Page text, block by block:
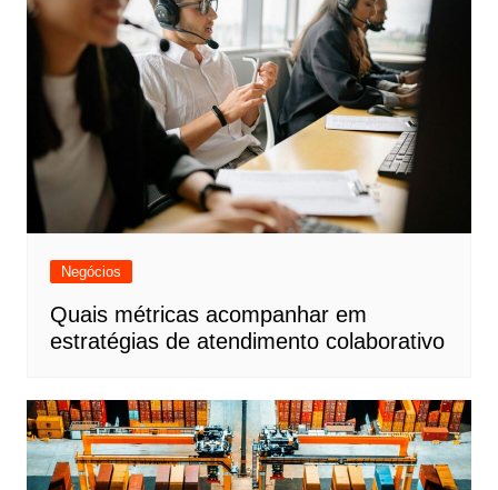
Negócios
Quais métricas acompanhar em
estratégias de atendimento colaborativo